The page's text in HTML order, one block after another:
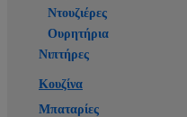
Ντουζιέρες
Ουρητήρια
Νιπτήρες
Κουζίνα
Μπαταρίες